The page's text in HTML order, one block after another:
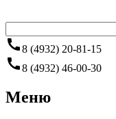
call8 (4932) 20-81-15
call8 (4932) 46-00-30
Меню